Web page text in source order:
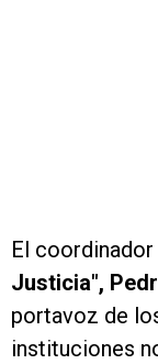
El coordinador
Justicia",
portavoz de
instituciones